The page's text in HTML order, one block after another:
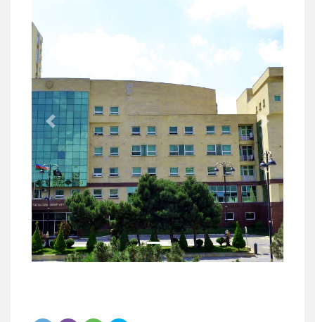
Previous Next